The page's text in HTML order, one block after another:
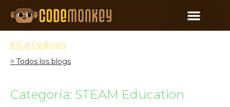
Blog de CodeMonkey
> Todos los blogs
Categoría: STEAM Education